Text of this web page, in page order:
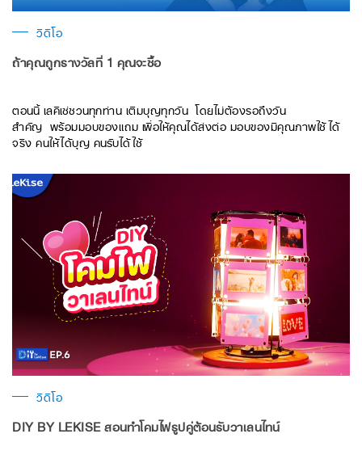
วิดีโอ
ถ้าคุณถูกรางวัลที่ 1 คุณจะซื้อ
ตอนนี้ เลคิเซ่ชวนทุกท่าน เติมบุญทุกวัน โดยไม่ต้องรอถึงวัน
สำคัญ พร้อมมอบของแถม เพื่อให้คุณได้ส่งต่อ มอบของมีคุณภาพใช้ได้
จริง คนให้ได้บุญ คนรับได้ใช้
วิดีโอ
DIY BY LEKISE สอนทำโคมไฟรูปคู่ต้อนรับวาเลนไทน์